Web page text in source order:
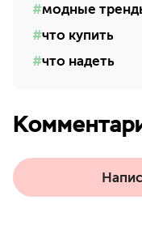
модные
что купить
что надеть